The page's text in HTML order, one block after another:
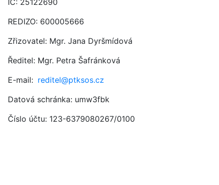
IČ: 25122690
REDIZO: 600005666
Zřizovatel: Mgr. Jana Dyršmídová
Ředitel: Mgr. Petra Šafránková
E-mail: reditel@ptksos.cz
Datová schránka: umw3fbk
Číslo účtu: 123-6379080267/0100